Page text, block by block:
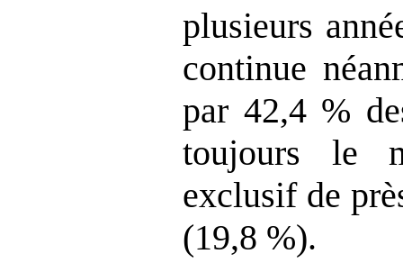
plusieurs
continue
par 42,4 %
toujours le
exclusif de
(19,8 %).